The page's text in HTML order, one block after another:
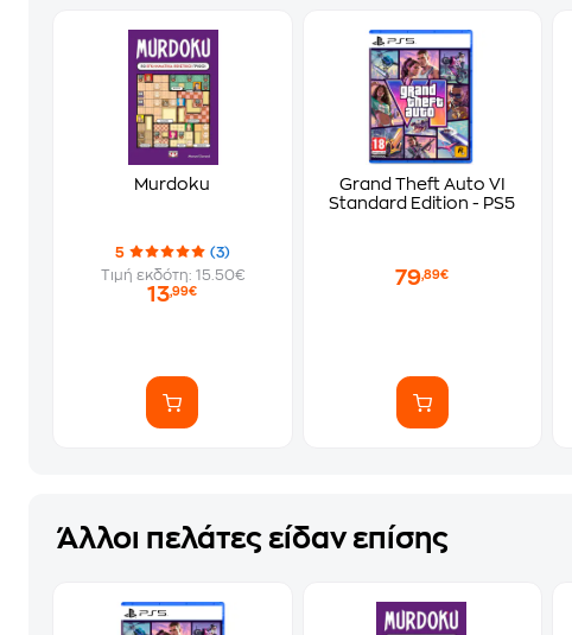
Murdoku
5
(3)
Τιμή εκδότη: 15.50€
13,99€
Grand Theft Auto VI
Standard Edition - PS5
79,89€
Άλλοι πελάτες είδαν επίσης